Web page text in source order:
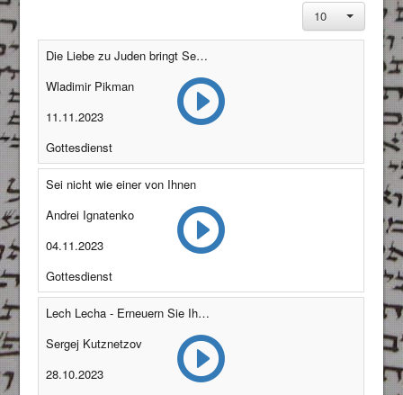
10
Die Liebe zu Juden bringt Segen
Wladimir Pikman
11.11.2023
Gottesdienst
Sei nicht wie einer von Ihnen
Andrei Ignatenko
04.11.2023
Gottesdienst
Lech Lecha - Erneuern Sie Ihre Beziehung zu Gott!
Sergej Kutznetzov
28.10.2023